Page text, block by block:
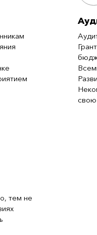
свою
тем не